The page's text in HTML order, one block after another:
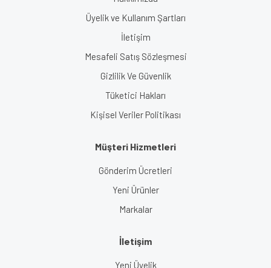
Üyelik ve Kullanım Şartları
İletişim
Mesafeli Satış Sözleşmesi
Gizlilik Ve Güvenlik
Tüketici Hakları
Kişisel Veriler Politikası
Müşteri Hizmetleri
Gönderim Ücretleri
Yeni Ürünler
Markalar
İletişim
Yeni Üyelik